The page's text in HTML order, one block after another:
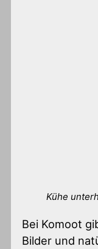
Kühe
Bei Komoot
Bilder und